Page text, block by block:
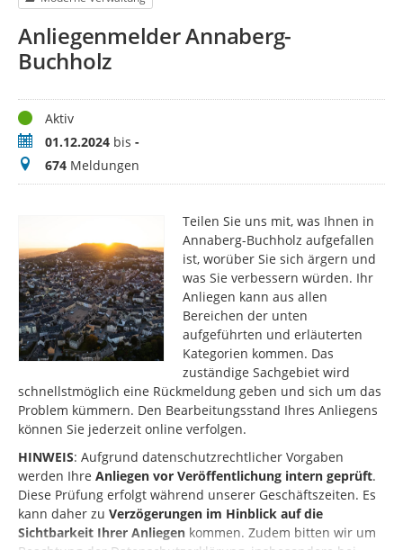
Anliegenmelder Annaberg-
Buchholz
StatusAktiv
Zeitraum01.12.2024 bis -
Meldungen
674 Meldungen
Teilen Sie uns mit, was Ihnen in
Annaberg-Buchholz aufgefallen
ist, worüber Sie sich ärgern und
was Sie verbessern würden. Ihr
Anliegen kann aus allen
Bereichen der unten
aufgeführten und erläuterten
Kategorien kommen. Das
zuständige Sachgebiet wird
schnellstmöglich eine Rückmeldung geben und sich um das
Problem kümmern. Den Bearbeitungsstand Ihres Anliegens
können Sie jederzeit online verfolgen.
HINWEIS: Aufgrund datenschutzrechtlicher Vorgaben
werden Ihre Anliegen vor Veröffentlichung intern geprüft.
Diese Prüfung erfolgt während unserer Geschäftszeiten. Es
kann daher zu Verzögerungen im Hinblick auf die
Sichtbarkeit Ihrer Anliegen kommen. Zudem bitten wir um